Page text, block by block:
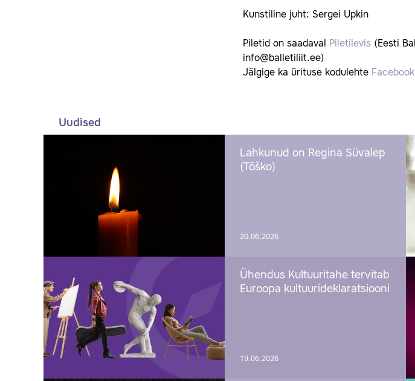
Kunstiline juht: Sergei Upkin
Piletid on saadaval Piletilevis (Eesti
info@balletiliit.ee)
Jälgige ka ürituse kodulehte
Uudised
Lahkunud on Regina Süvalep
(Tõško)
20.06.2026
Ühendus Kultuuritahe tervitab
Euroopa kultuurideklaratsiooni
19.06.2026